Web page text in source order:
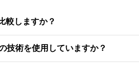
較しますか？
技術を使用していますか？